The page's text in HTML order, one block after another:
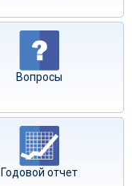
Вопросы
Годовой отчет